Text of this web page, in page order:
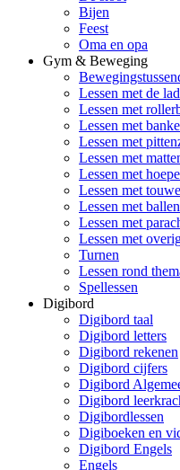
Bijen
Feest
Oma en opa
Gym & Beweging
Lessen met de
Lessen met
Lessen met
Lessen met
Lessen met
Lessen met
Lessen met
Lessen met ballen
Lessen met
Lessen met
Turnen
Lessen rond
Spellessen
Digibord
Digibord taal
Digibord letters
Digibord rekenen
Digibord cijfers
Digibord
Digibord
Digibordlessen
Digiboeken en
Digibord Engels
Engels